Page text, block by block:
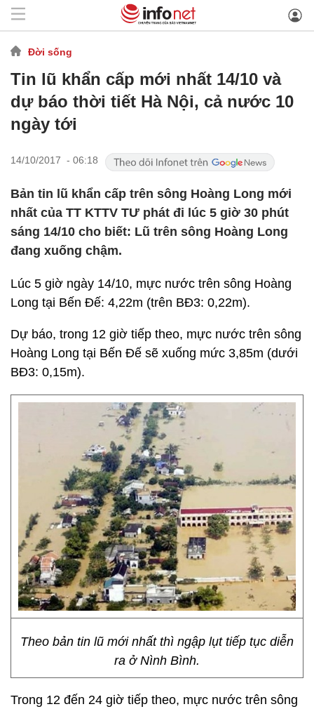
Đời sống
Tin lũ khẩn cấp mới nhất 14/10 và
dự báo thời tiết Hà Nội, cả nước 10
ngày tới
14/10/2017 - 06:18
Bản tin lũ khẩn cấp trên sông Hoàng Long mới
nhất của TT KTTV TƯ phát đi lúc 5 giờ 30 phút
sáng 14/10 cho biết: Lũ trên sông Hoàng Long
đang xuống chậm.
Lúc 5 giờ ngày 14/10, mực nước trên sông Hoàng
Long tại Bến Đế: 4,22m (trên BĐ3: 0,22m).
Dự báo, trong 12 giờ tiếp theo, mực nước trên sông
Hoàng Long tại Bến Đế sẽ xuống mức 3,85m (dưới
BĐ3: 0,15m).
Theo bản tin lũ mới nhất thì ngập lụt tiếp tục diễn
ra ở Nình Bình.
Trong 12 đến 24 giờ tiếp theo, mực nước trên sông